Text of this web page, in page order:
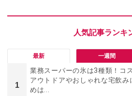
最新 一週間
1
業務スーパーの氷は3種類！コ
アウトドアやおしゃれな宅飲
めは...